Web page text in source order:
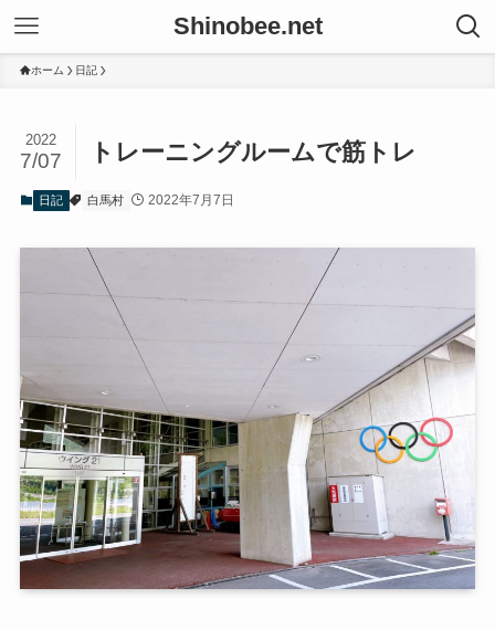
Shinobee.net
ホーム 日記
トレーニングルームで筋トレ
2022
7/07
日記 白馬村 2022年7月7日